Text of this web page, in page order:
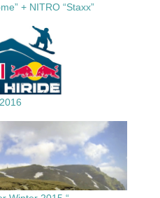
+ NITRO “Staxx”